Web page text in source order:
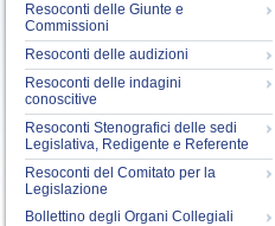
Resoconti delle Giunte e
Commissioni
Resoconti delle audizioni
Resoconti delle indagini
conoscitive
Resoconti Stenografici delle sedi
Legislativa, Redigente e Referente
Resoconti del Comitato per la
Legislazione
Bollettino degli Organi Collegiali